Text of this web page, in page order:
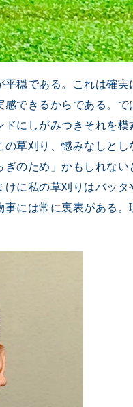
穏である。これは確実
できるからである。
にしがみつきそれを模
草刈り、憾みなしとし
のため」かもしれない
に私の草刈りはバッタ
には常に裏表がある。